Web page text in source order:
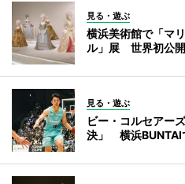
見る・遊ぶ
横浜美術館で「マ
ル」展 世界初公
見る・遊ぶ
ビー・コルセアー
決」 横浜BUNTAI